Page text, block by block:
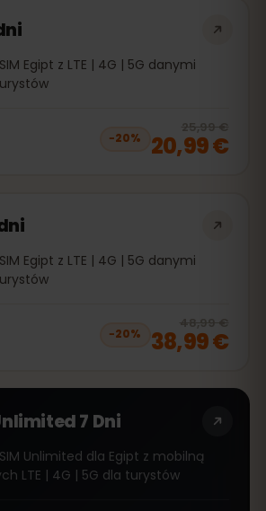
Egipt z LTE | 4G | 5G danymi
−20%
25,99 €
20,99 €
Egipt z LTE | 4G | 5G danymi
−20%
48,99 €
38,99 €
7 Dni
Unlimited dla Egipt z mobilną
LTE | 4G | 5G dla turystów